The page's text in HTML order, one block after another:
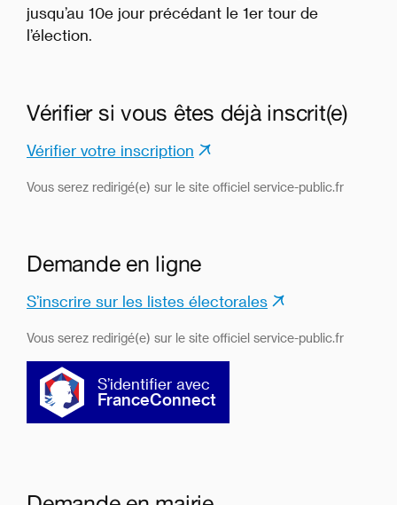
jusqu’au 10e jour précédant le 1er tour de
l’élection.
Vérifier si vous êtes déjà inscrit(e)
Vérifier votre inscription
Vous serez redirigé(e) sur le site officiel service-public.fr
Demande en ligne
S’inscrire sur les listes électorales
Vous serez redirigé(e) sur le site officiel service-public.fr
S’identifier avec
FranceConnect